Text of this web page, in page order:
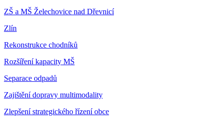
ZŠ a MŠ Želechovice nad Dřevnicí
Zlín
Rekonstrukce chodníků
Rozšíření kapacity MŠ
Separace odpadů
Zajištění dopravy multimodality
Zlepšení strategického řízení obce